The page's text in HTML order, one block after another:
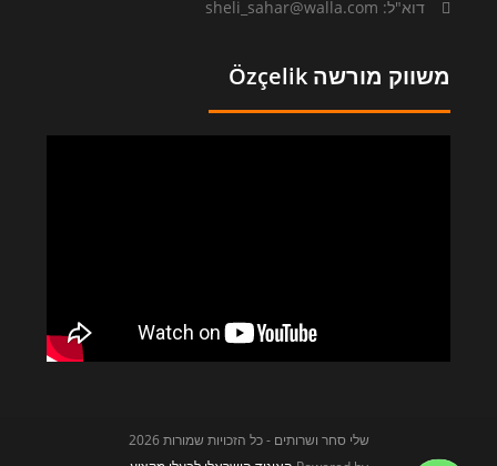
דוא"ל: sheli_sahar@walla.com
משווק מורשה Özçelik
שלי סחר ושרותים - כל הזכויות שמורות 2026